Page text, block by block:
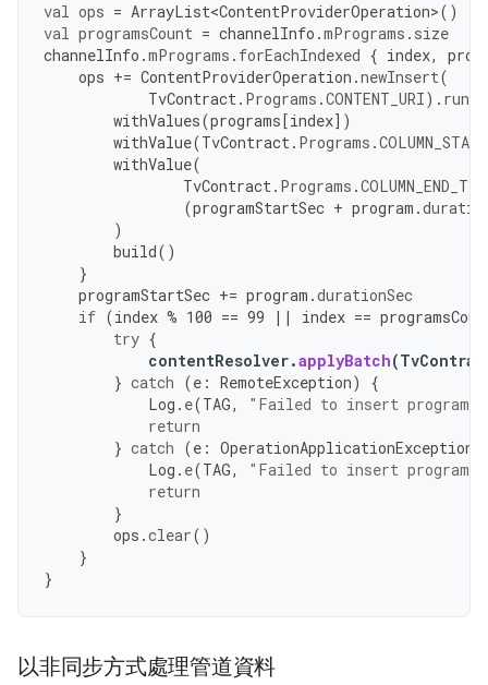
val ops = ArrayList<ContentProviderOperation>()
val programsCount = channelInfo .mPrograms . size
channelInfo .mPrograms . forEachIndexed { index,
ops += ContentProviderOperation .newInsert(
TvContract. Programs .CONTENT_URI). run
withValues(programs [index] )
withValue(TvContract. Programs .
withValue(
TvContract. Programs .
(programStartSec + program .
)
build()
}
programStartSec += program .durationSec
if (index % 100 == 99 || index ==
try {
contentResolver.applyBatch(
} catch (e : RemoteException)
{
Log . e(TAG,
"Failed to insert
return
} catch (e : OperationApplicationException
Log . e(TAG,
"Failed to insert
return
}
ops .clear()
}
}
以非同步方式處理管道資料